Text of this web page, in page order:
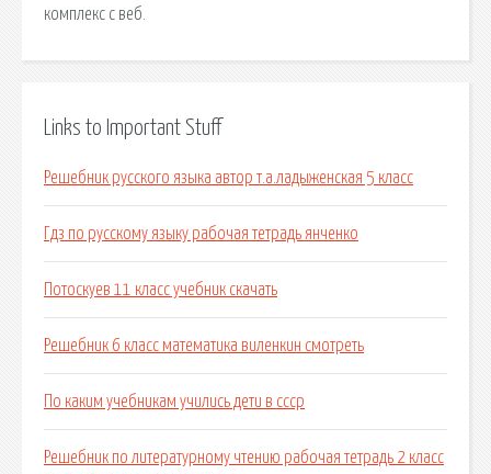
комплекс с веб.
Links to Important Stuff
Решебник русского языка автор т.а.ладыженская 5 класс
Гдз по русскому языку рабочая тетрадь янченко
Потоскуев 11 класс учебник скачать
Решебник 6 класс математика виленкин смотреть
По каким учебникам учились дети в ссср
Решебник по литературному чтению рабочая тетрадь 2 класс